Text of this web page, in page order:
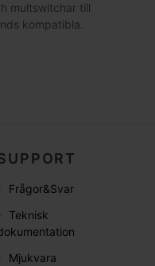
multswitchar till
kompatibla.
Frågor&Svar
Teknisk
Mjukvara